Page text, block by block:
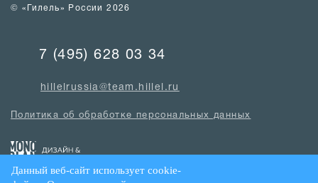
© «Гилель» России 2026
7 (495) 628 03 34
hillelrussia@team.hillel.ru
Политика об обработке персональных данных
Данный веб-сайт использует cookie-